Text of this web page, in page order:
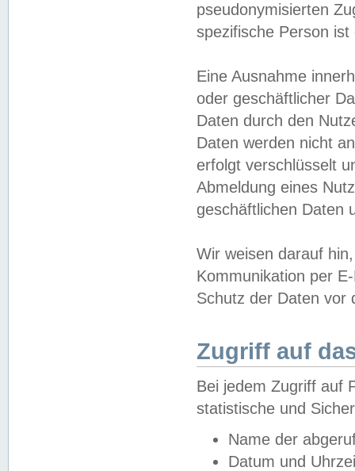
pseudonymisierten
spezifische Person
Eine Ausnahme
oder geschäftlicher
Daten durch den
Daten werden nicht
erfolgt verschlüsselt
Abmeldung eines
geschäftlichen Daten
Wir weisen darauf
Kommunikation per
Schutz der Daten vor
Zugriff auf
Bei jedem Zugriff auf
statistische und
Name der
Datum und